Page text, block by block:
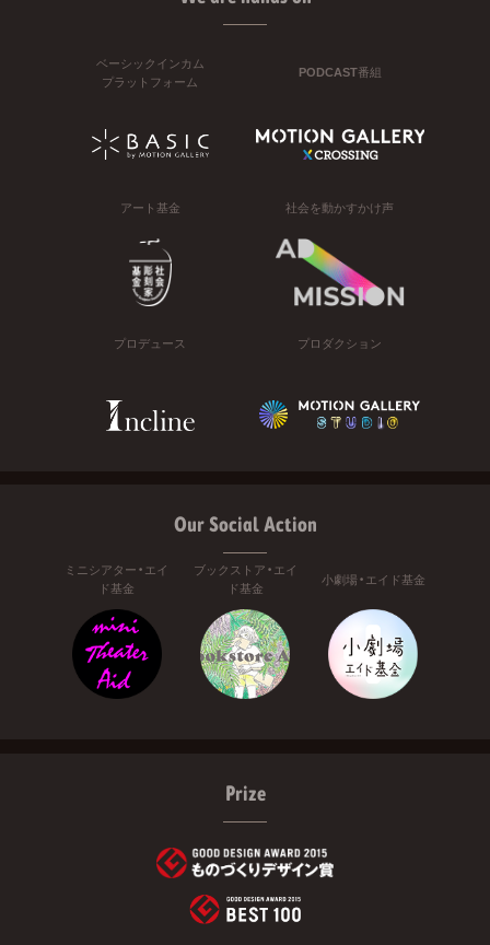
ベーシックインカム
プラットフォーム
PODCAST番組
アート基金 社会を動かすかけ声
プロデュース プロダクション
Our Social Action
ミニシアター・エイ
ド基金
ブックストア・エイ
ド基金
小劇場・エイド基金
Prize